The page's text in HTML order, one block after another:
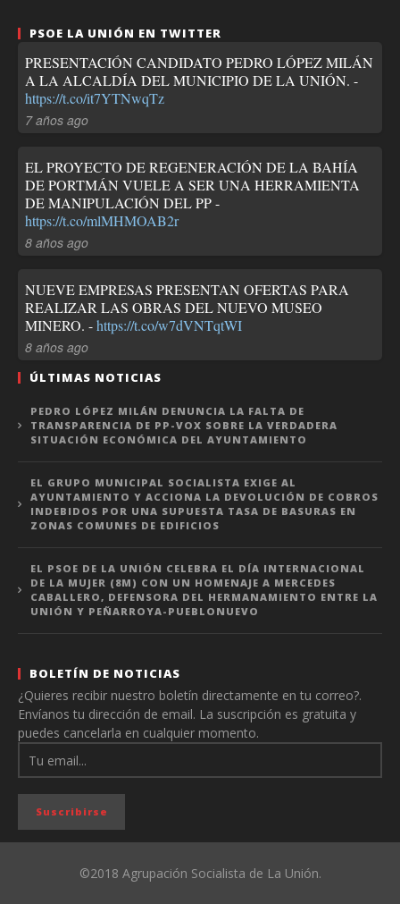
PSOE LA UNIÓN EN TWITTER
PRESENTACIÓN CANDIDATO PEDRO LÓPEZ MILÁN
A LA ALCALDÍA DEL MUNICIPIO DE LA UNIÓN. -
https://t.co/it7YTNwqTz
7 años ago
EL PROYECTO DE REGENERACIÓN DE LA BAHÍA
DE PORTMÁN VUELE A SER UNA HERRAMIENTA
DE MANIPULACIÓN DEL PP -
https://t.co/mlMHMOAB2r
8 años ago
NUEVE EMPRESAS PRESENTAN OFERTAS PARA
REALIZAR LAS OBRAS DEL NUEVO MUSEO
MINERO. -https://t.co/w7dVNTqtWI
8 años ago
ÚLTIMAS NOTICIAS
PEDRO LÓPEZ MILÁN DENUNCIA LA FALTA DE
TRANSPARENCIA DE PP-VOX SOBRE LA VERDADERA
SITUACIÓN ECONÓMICA DEL AYUNTAMIENTO
EL GRUPO MUNICIPAL SOCIALISTA EXIGE AL
AYUNTAMIENTO Y ACCIONA LA DEVOLUCIÓN DE COBROS
INDEBIDOS POR UNA SUPUESTA TASA DE BASURAS EN
ZONAS COMUNES DE EDIFICIOS
EL PSOE DE LA UNIÓN CELEBRA EL DÍA INTERNACIONAL
DE LA MUJER (8M) CON UN HOMENAJE A MERCEDES
CABALLERO, DEFENSORA DEL HERMANAMIENTO ENTRE LA
UNIÓN Y PEÑARROYA-PUEBLONUEVO
BOLETÍN DE NOTICIAS
¿Quieres recibir nuestro boletín directamente en tu correo?.
Envíanos tu dirección de email. La suscripción es gratuita y
puedes cancelarla en cualquier momento.
©2018 Agrupación Socialista de La Unión.